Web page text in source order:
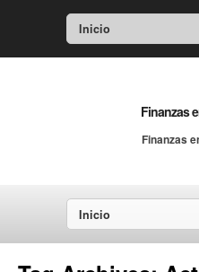
Inicio
Finanzas
Finanzas
Inicio